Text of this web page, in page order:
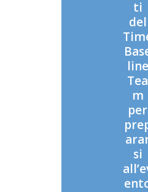
ti
del
line
Tea
m
per
si